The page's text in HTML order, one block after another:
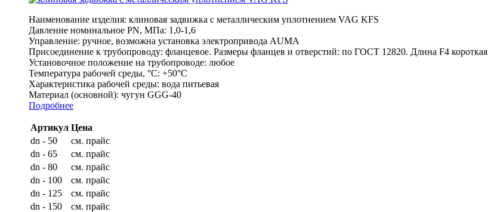
Наименование изделия: клиновая задвижка с металлическим уплотнением VAG KFS
Давление номинальное PN, МПа: 1,0-1,6
Управление: ручное, возможна установка электропривода AUMA
Присоединение к трубопроводу: фланцевое. Размеры фланцев и отверстий: по ГОСТ 12820. Длина F4 короткая
Установочное положение на трубопроводе: любое
Температура рабочей среды, °С: +50°C
Характеристика рабочей среды: вода питьевая
Материал (основной): чугун GGG-40
Подробнее
Артикул Цена
dn - 50
см. прайс
dn - 65
см. прайс
dn - 80
см. прайс
dn - 100
см. прайс
dn - 125
см. прайс
dn - 150
см. прайс